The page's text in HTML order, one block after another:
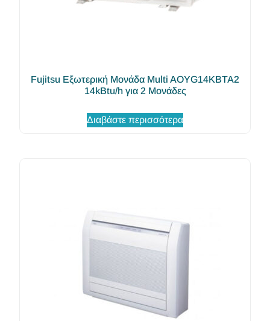
Fujitsu Εξωτερική Μονάδα Multi AOYG14KBTA2
14kBtu/h για 2 Μονάδες
Διαβάστε περισσότερα